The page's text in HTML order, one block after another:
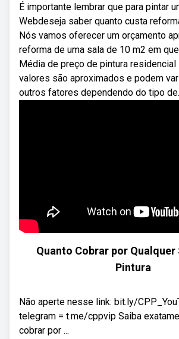
É importante lembrar que para pintar
Webdeseja saber quanto custa
Nós vamos oferecer um orçamento
reforma de uma sala de 10 m2 em
Média de preço de pintura residencial
valores são aproximados e podem
outros fatores dependendo do tipo de.
Quanto Cobrar por
Pintura
Não aperte nesse link: bit.ly/
telegram = t.me/cppvip Saiba
cobrar por ...